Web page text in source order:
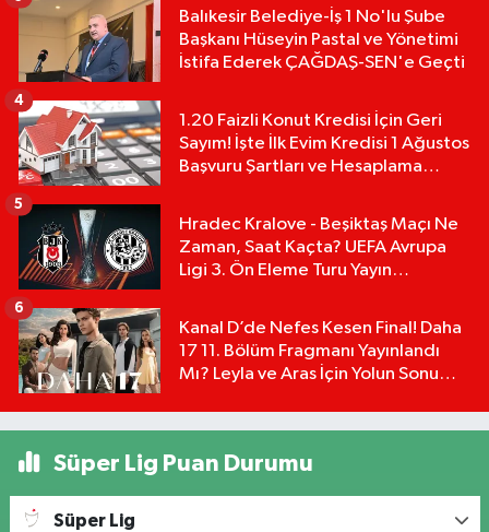
Balıkesir Belediye-İş 1 No'lu Şube
Başkanı Hüseyin Pastal ve Yönetimi
İstifa Ederek ÇAĞDAŞ-SEN'e Geçti
1.20 Faizli Konut Kredisi İçin Geri
Sayım! İşte İlk Evim Kredisi 1 Ağustos
Başvuru Şartları ve Hesaplama
4
Hradec Kralove - Beşiktaş Maçı Ne
Zaman, Saat Kaçta? UEFA Avrupa
Ligi 3. Ön Eleme Turu Yayın
5
Kanal D’de Nefes Kesen Final! Daha
17 11. Bölüm Fragmanı Yayınlandı
Mı? Leyla ve Aras İçin Yolun Sonu
6
Süper Lig Puan Durumu
Süper Lig